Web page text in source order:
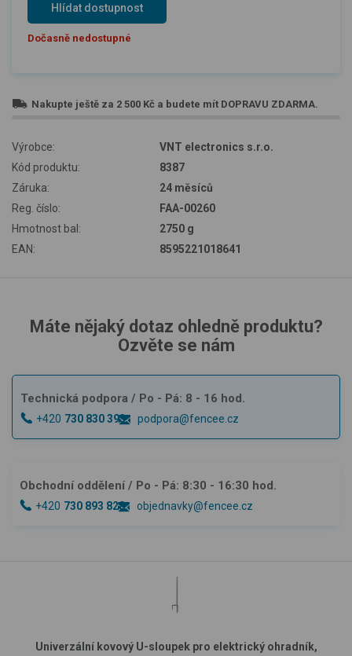
Hlídat dostupnost
Dočasně nedostupné
Nakupte ještě za 2 500 Kč a budete mít DOPRAVU ZDARMA.
Výrobce:
VNT electronics s.r.o.
Kód produktu:
8387
Záruka:
24 měsíců
Reg. číslo:
FAA-00260
Hmotnost bal:
2750 g
EAN:
8595221018641
Máte nějaký dotaz ohledně produktu?
Ozvěte se nám
Technická podpora / Po - Pá: 8 - 16 hod.
+420 730 830 393 podpora@fencee.cz
Obchodní oddělení / Po - Pá: 8:30 - 16:30 hod.
+420 730 893 828 objednavky@fencee.cz
Univerzální kovový U-sloupek pro elektrický ohradník,